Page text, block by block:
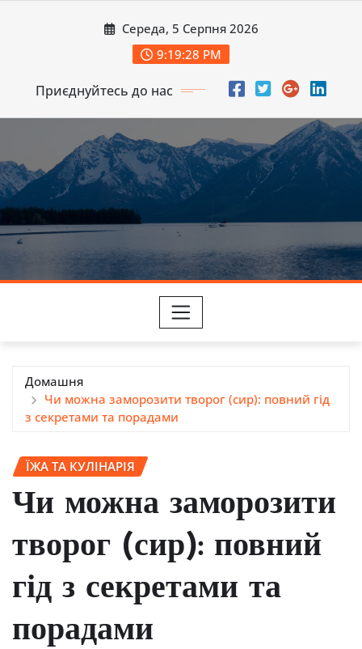
Середа, 5 Серпня 2026
9:19:30 PM
Приєднуйтесь до нас
Домашня
Чи можна заморозити творог (сир): повний гід
з секретами та порадами
ЇЖА ТА КУЛІНАРІЯ
Чи можна заморозити
творог (сир): повний
гід з секретами та
порадами